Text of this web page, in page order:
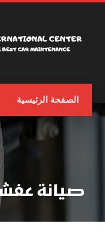
الصفحة الرئيسية
صيانة